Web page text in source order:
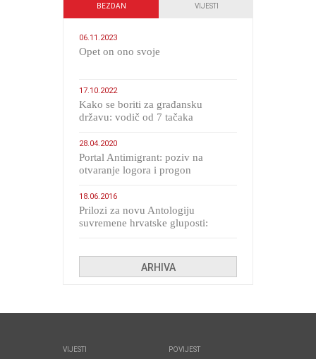
BEZDAN VIJESTI
06.11.2023
​Opet on ono svoje
17.10.2022
Kako se boriti za građansku
državu: vodič od 7 tačaka
28.04.2020
Portal Antimigrant: poziv na
otvaranje logora i progon
18.06.2016
Prilozi za novu Antologiju
suvremene hrvatske gluposti:
ARHIVA
VIJESTI POVIJEST